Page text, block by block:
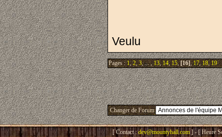
Veulu
Pages :1,2,3, ... ,13,14,15,[16],17,18,19
Changer de Forum
[ Contact : dev@mountyhall.com ] - [ Heure